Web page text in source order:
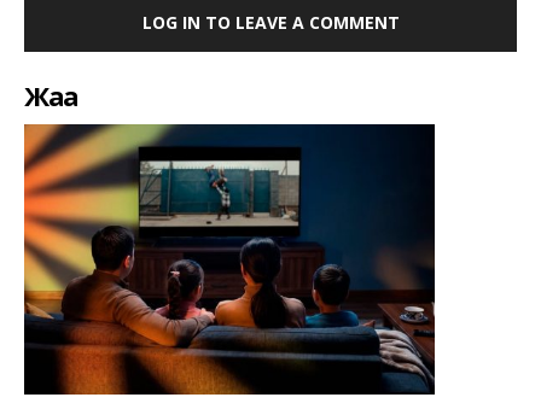
LOG IN TO LEAVE A COMMENT
Жаңа